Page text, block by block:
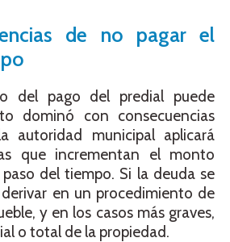
de no pagar el
del pago del predial puede
dominó con consecuencias
autoridad municipal aplicará
que incrementan el monto
del tiempo. Si la deuda se
en un procedimiento de
y en los casos más graves,
o total de la propiedad.